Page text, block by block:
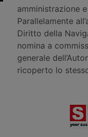
amministrazione
Parallelamente
Diritto della
nomina a
generale
ricoperto lo